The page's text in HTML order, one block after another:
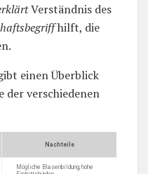
Verständnis des
hilft, die
einen Überblick
der verschiedenen
Nachteile
Mögliche Blasenbildung, hohe